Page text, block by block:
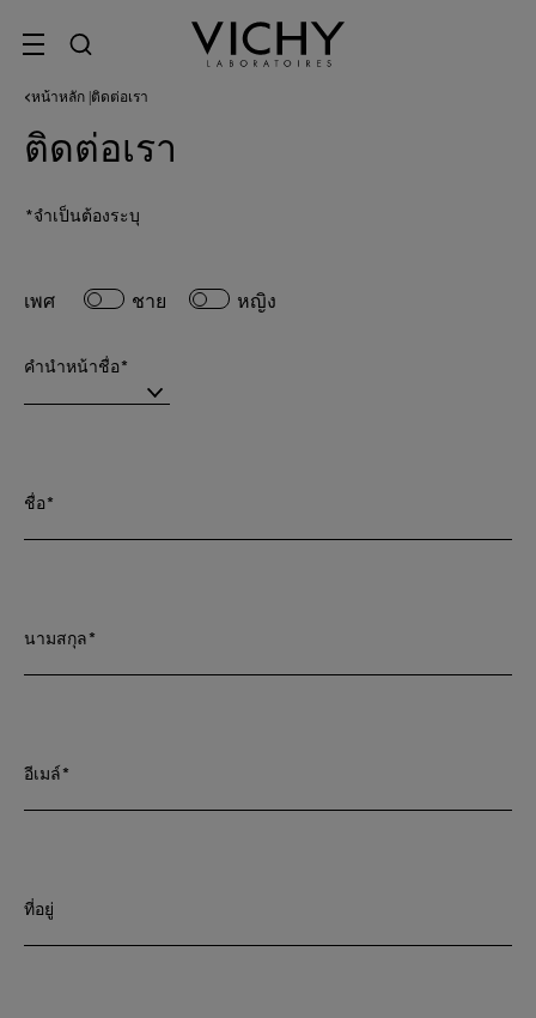
SITE MENU
หน้าหลัก ติดต่อเรา
ติดต่อเรา
*จำเป็นต้องระบุ
เพศ ชาย หญิง
คำนำหน้าชื่อ*
ชื่อ*
นามสกุล*
อีเมล์*
ที่อยู่